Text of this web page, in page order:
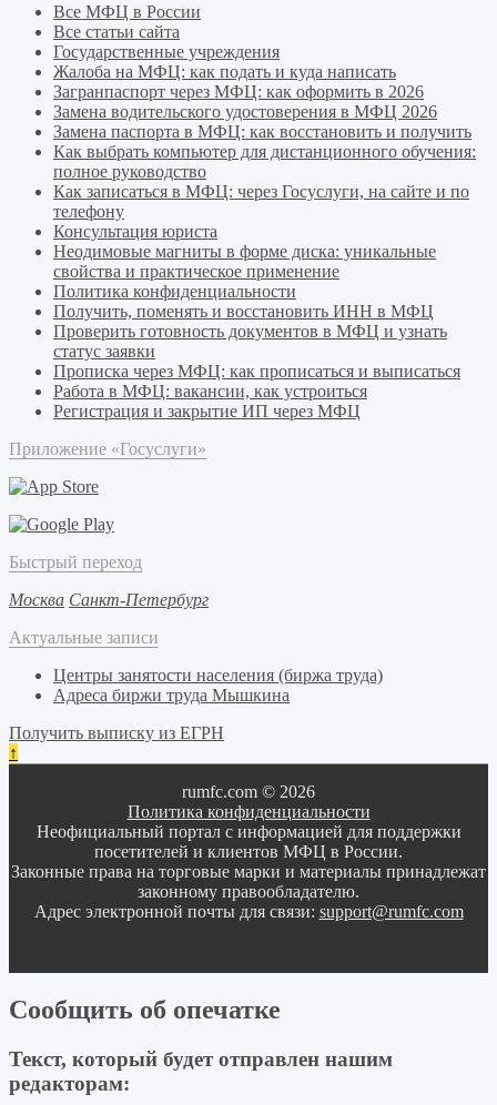
Все МФЦ в России
Все статьи сайта
Государственные учреждения
Жалоба на МФЦ: как подать и куда написать
Загранпаспорт через МФЦ: как оформить в 2026
Замена водительского удостоверения в МФЦ 2026
Замена паспорта в МФЦ: как восстановить и получить
Как выбрать компьютер для дистанционного обучения:
полное руководство
Как записаться в МФЦ: через Госуслуги, на сайте и по
телефону
Консультация юриста
Неодимовые магниты в форме диска: уникальные
свойства и практическое применение
Политика конфиденциальности
Получить, поменять и восстановить ИНН в МФЦ
Проверить готовность документов в МФЦ и узнать
статус заявки
Прописка через МФЦ: как прописаться и выписаться
Работа в МФЦ: вакансии, как устроиться
Регистрация и закрытие ИП через МФЦ
Приложение «Госуслуги»
Быстрый переход
Москва Санкт-Петербург
Актуальные записи
Центры занятости населения (биржа труда)
Адреса биржи труда Мышкина
Получить выписку из ЕГРН
↑
rumfc.com © 2026
Политика конфиденциальности
Неофициальный портал с информацией для поддержки
посетителей и клиентов МФЦ в России.
Законные права на торговые марки и материалы принадлежат
законному правообладателю.
Адрес электронной почты для связи: support@rumfc.com
Сообщить об опечатке
Текст, который будет отправлен нашим
редакторам: